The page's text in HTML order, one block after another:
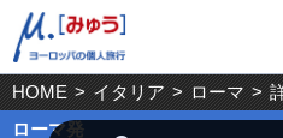
HOME > イタリア > ローマ >
ローマ発